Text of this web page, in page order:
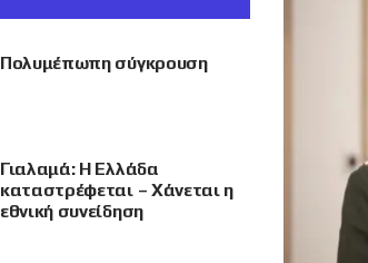
Πολυμέπωπη σύγκρουση
Γιαλαμά: Η Ελλάδα
καταστρέφεται – Χάνεται η
εθνική συνείδηση